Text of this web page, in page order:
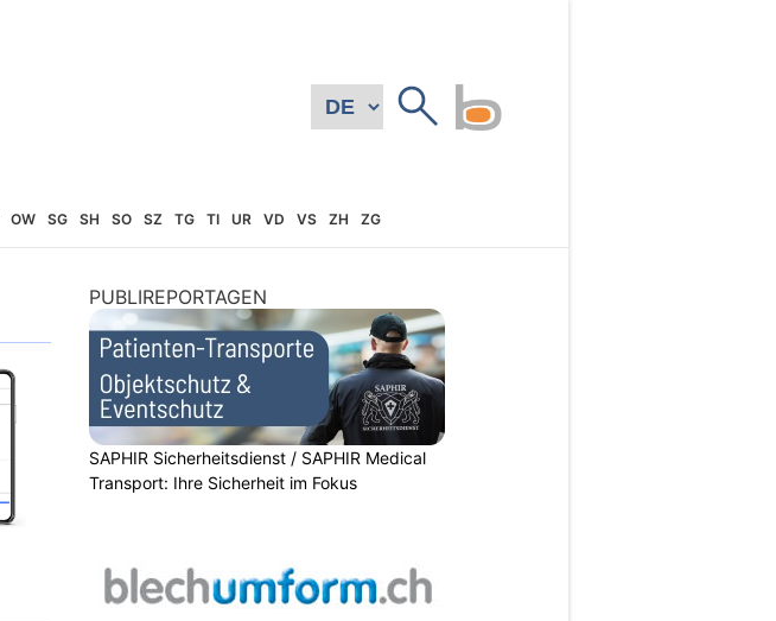
OW SG SH SO SZ TG TI UR VD VS ZH ZG
PUBLIREPORTAGEN
SAPHIR Sicherheitsdienst / SAPHIR Medical
Transport: Ihre Sicherheit im Fokus